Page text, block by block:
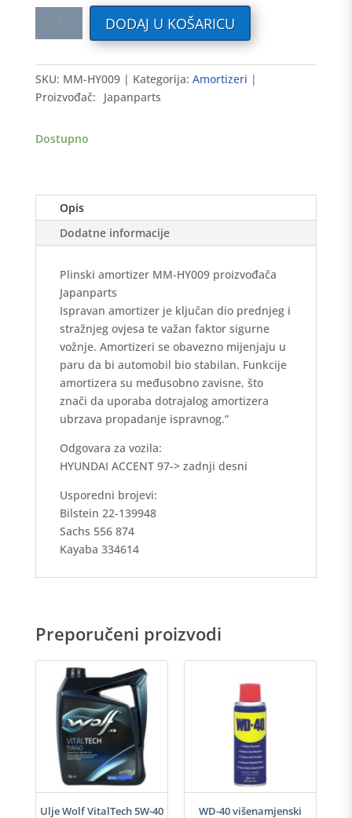
97-
03
zadnji
količina
DODAJ U KOŠARICU
SKU: MM-HY009 Kategorija: Amortizeri
Proizvođač:
Japanparts
Dostupno
Opis
Dodatne informacije
Plinski amortizer MM-HY009 proizvođača
Japanparts
Ispravan amortizer je ključan dio prednjeg i
stražnjeg ovjesa te važan faktor sigurne
vožnje. Amortizeri se obavezno mijenjaju u
paru da bi automobil bio stabilan. Funkcije
amortizera su međusobno zavisne, što
znači da uporaba dotrajalog amortizera
ubrzava propadanje ispravnog.”
Odgovara za vozila:
HYUNDAI ACCENT 97-> zadnji desni
Usporedni brojevi:
Bilstein 22-139948
Sachs 556 874
Kayaba 334614
Preporučeni proizvodi
Ulje Wolf VitalTech 5W-40
WD-40 višenamjenski